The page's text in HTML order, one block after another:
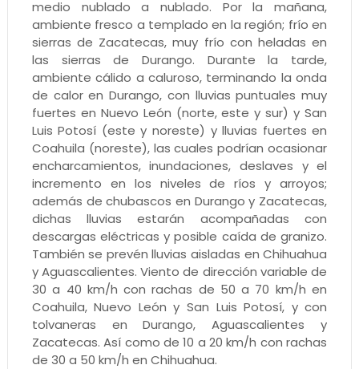
medio nublado a nublado. Por la mañana,
ambiente fresco a templado en la región; frío en
sierras de Zacatecas, muy frío con heladas en
las sierras de Durango. Durante la tarde,
ambiente cálido a caluroso, terminando la onda
de calor en Durango, con lluvias puntuales muy
fuertes en Nuevo León (norte, este y sur) y San
Luis Potosí (este y noreste) y lluvias fuertes en
Coahuila (noreste), las cuales podrían ocasionar
encharcamientos, inundaciones, deslaves y el
incremento en los niveles de ríos y arroyos;
además de chubascos en Durango y Zacatecas,
dichas lluvias estarán acompañadas con
descargas eléctricas y posible caída de granizo.
También se prevén lluvias aisladas en Chihuahua
y Aguascalientes. Viento de dirección variable de
30 a 40 km/h con rachas de 50 a 70 km/h en
Coahuila, Nuevo León y San Luis Potosí, y con
tolvaneras en Durango, Aguascalientes y
Zacatecas. Así como de 10 a 20 km/h con rachas
de 30 a 50 km/h en Chihuahua.